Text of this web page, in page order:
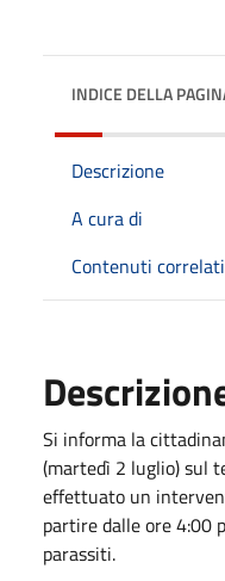
INDICE DELLA
Descrizione
A cura di
Contenuti correlati
Si informa la
(martedì 2 luglio) sul
effettuato un
partire dalle ore 4:00
parassiti.